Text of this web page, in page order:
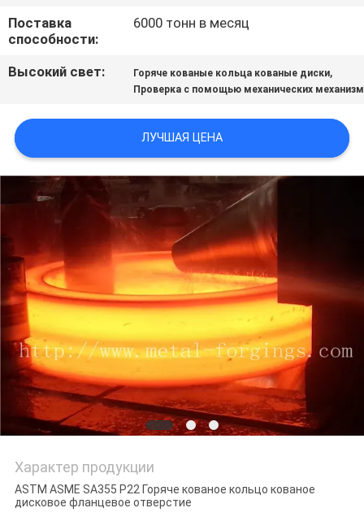
СПРОСИТЕ
ЦИТАТУ
КАРТА
САЙТА
PRIVACY
POLICY
Поставка
способности:
6000 тонн в месяц
Высокий свет: Горяче кованые кольца кованые диски,
Проверка с помощью механических
ЛУЧШАЯ ЦЕНА
Характер продукции
ASTM ASME SA355 P22 Горяче кованое кольцо кованое
дисковое фланцевое отверстие